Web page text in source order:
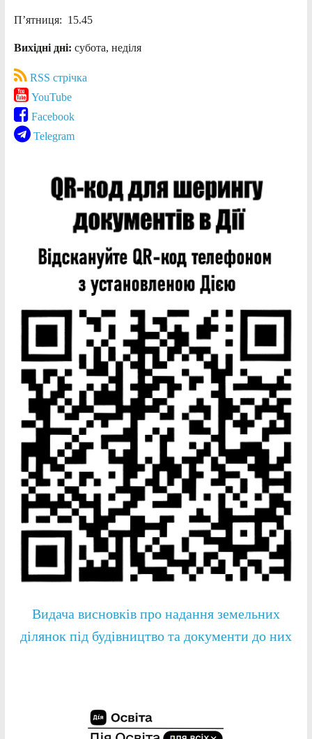
П’ятниця: 15.45
Вихідні дні: субота, неділя
RSS стрічка
YouTube
Facebook
Telegram
Видача висновків про надання земельних
ділянок під будівництво та документи до них